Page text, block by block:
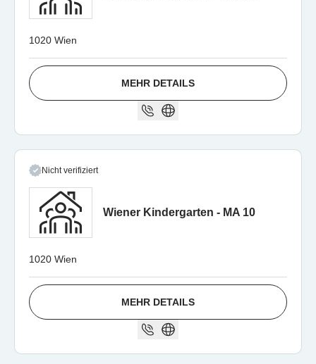
1020 Wien
MEHR DETAILS
Nicht verifiziert
Wiener Kindergarten - MA 10
1020 Wien
MEHR DETAILS